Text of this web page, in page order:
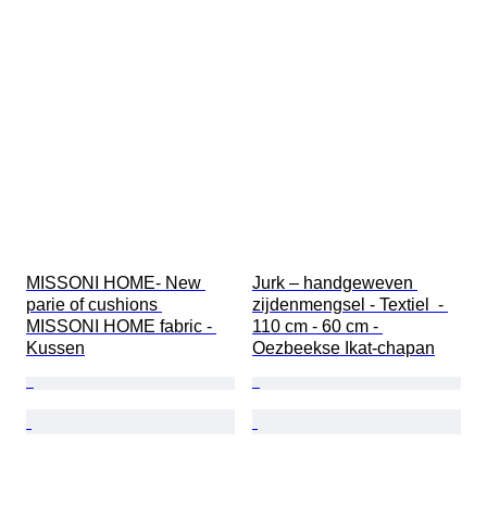
MISSONI HOME- New
parie of cushions
MISSONI HOME fabric -
Kussen
Jurk – handgeweven
zijdenmengsel - Textiel  -
110 cm - 60 cm -
Oezbeekse Ikat-chapan